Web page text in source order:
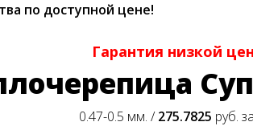
по доступной цене!
Гарантия низкой
0.47-0.5 мм. /275.7825 руб.